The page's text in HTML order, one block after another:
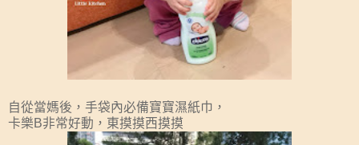
自從當媽後，手袋內必備寶寶濕紙巾，
卡樂B非常好動，東摸摸西摸摸